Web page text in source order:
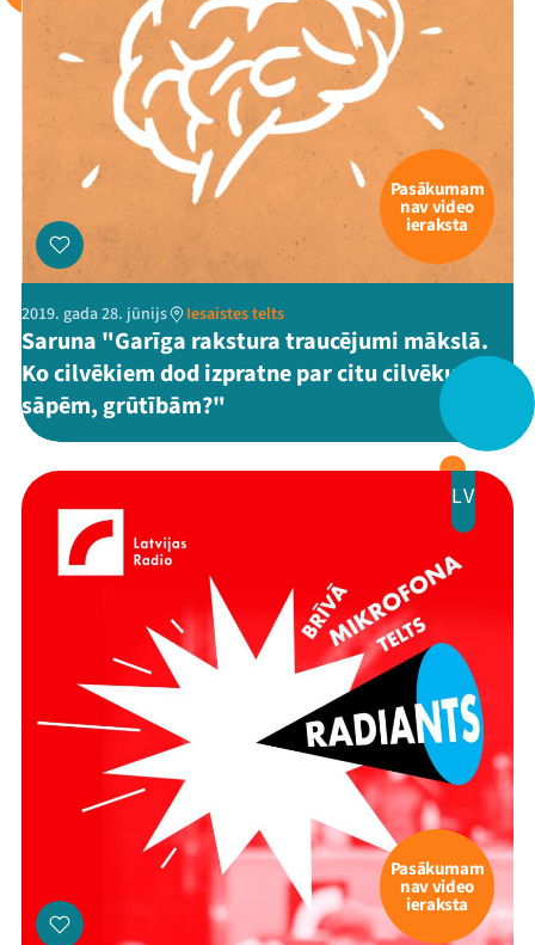
Mana programma
Festivāls
Programma
Viņi bija LAMPĀ 2026
Jaunumi
Pasākumam
nav video
ieraksta
2019. gada 28. jūnijs Iesaistes telts
Saruna "Garīga rakstura traucējumi mākslā.
Ko cilvēkiem dod izpratne par citu cilvēku
sāpēm, grūtībām?"
LV
Pasākumam
nav video
ieraksta